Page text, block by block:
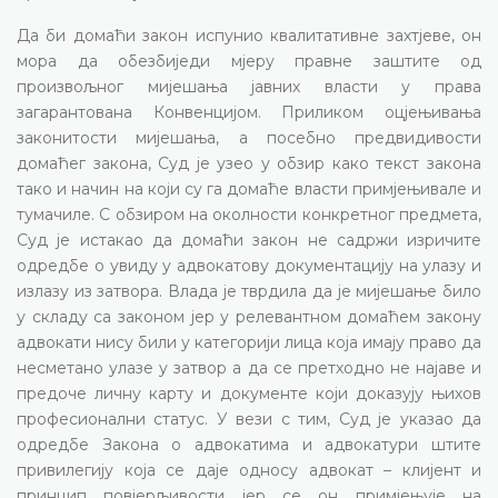
Да би домаћи закон испунио квалитативне захтјеве, он
мора да обезбиједи мјеру правне заштите од
произвољног мијешања јавних власти у права
загарантована Конвенцијом. Приликом оцјењивања
законитости мијешања, а посебно предвидивости
домаћег закона, Суд је узео у обзир како текст закона
тако и начин на који су га домаће власти примјењивале и
тумачиле. С обзиром на околности конкретног предмета,
Суд је истакао да домаћи закон не садржи изричите
одредбе о увиду у адвокатову документацију на улазу и
излазу из затвора. Влада је тврдила да је мијешање било
у складу са законом јер у релевантном домаћем закону
адвокати нису били у категорији лица која имају право да
несметано улазе у затвор а да се претходно не најаве и
предоче личну карту и документе који доказују њихов
професионални статус. У вези с тим, Суд је указао да
одредбе Закона о адвокатима и адвокатури штите
привилегију која се даје односу адвокат – клијент и